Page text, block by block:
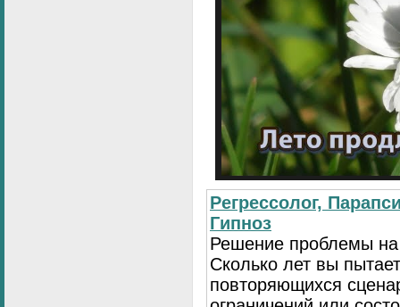
Регрессолог,
Гипноз
Решение проблемы на
Сколько лет вы
повторяющихся